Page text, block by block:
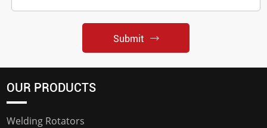
Submit
OUR PRODUCTS
Welding Rotators